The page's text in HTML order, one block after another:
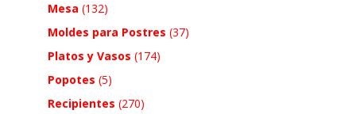
Mesa (132)
Moldes para Postres (37)
Platos y Vasos (174)
Popotes (5)
Recipientes (270)